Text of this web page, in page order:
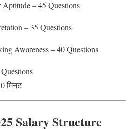
– 45 Questions
– 35 Questions
Awareness – 40 Questions
मिनट
Salary Structure